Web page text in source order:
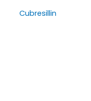
Cubresillin